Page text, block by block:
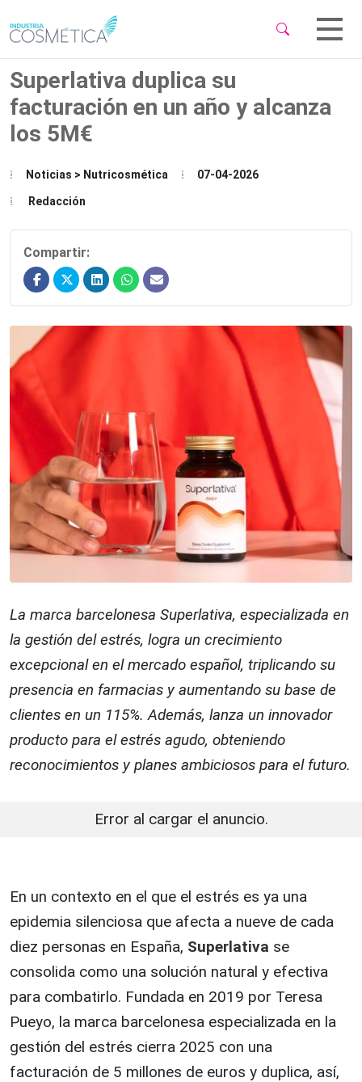
Menu
Superlativa duplica su
facturación en un año y alcanza
los 5M€
Noticias > Nutricosmética 07-04-2026
Redacción
Compartir:
La marca barcelonesa Superlativa, especializada en
la gestión del estrés, logra un crecimiento
excepcional en el mercado español, triplicando su
presencia en farmacias y aumentando su base de
clientes en un 115%. Además, lanza un innovador
producto para el estrés agudo, obteniendo
reconocimientos y planes ambiciosos para el futuro.
Error al cargar el anuncio.
En un contexto en el que el estrés es ya una
epidemia silenciosa que afecta a nueve de cada
diez personas en España, Superlativa se
consolida como una solución natural y efectiva
para combatirlo. Fundada en 2019 por Teresa
Pueyo, la marca barcelonesa especializada en la
gestión del estrés cierra 2025 con una
facturación de 5 millones de euros y duplica, así,